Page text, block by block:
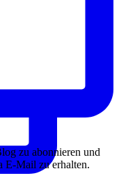
zu abonnieren und
E-Mail zu erhalten.